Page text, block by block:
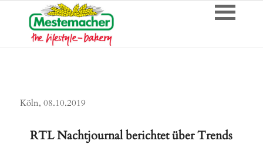
Köln, 08.10.2019
RTL Nachtjournal berichtet über Trends